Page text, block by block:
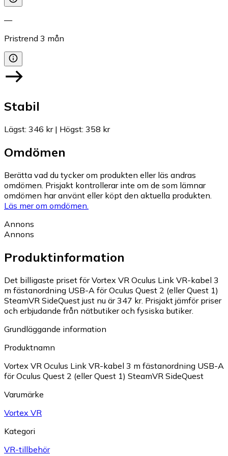
—
Pristrend 3 mån
Stabil
Lägst: 346 kr| Högst: 358 kr
Omdömen
Berätta vad du tycker om produkten eller läs andras
omdömen. Prisjakt kontrollerar inte om de som lämnar
omdömen har använt eller köpt den aktuella produkten.
Läs mer om omdömen.
Annons
Annons
Produktinformation
Det billigaste priset för Vortex VR Oculus Link VR-kabel 3
m fästanordning USB-A för Oculus Quest 2 (eller Quest 1)
SteamVR SideQuest just nu är 347 kr. Prisjakt jämför priser
och erbjudande från nätbutiker och fysiska butiker.
Grundläggande information
Produktnamn
Vortex VR Oculus Link VR-kabel 3 m fästanordning USB-A
för Oculus Quest 2 (eller Quest 1) SteamVR SideQuest
Varumärke
Vortex VR
Kategori
VR-tillbehör